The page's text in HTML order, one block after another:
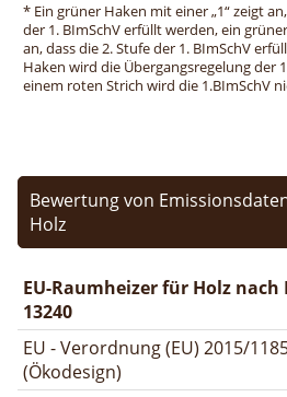
* Ein grüner Haken mit einer „1“ zeigt
der 1. BImSchV erfüllt werden, ein
an, dass die 2. Stufe der 1. BImSchV
Haken wird die Übergangsregelung der
einem roten Strich wird die 1.BImSchV
Bewertung von
Holz
EU-Raumheizer für Holz nach
13240
EU - Verordnung (EU) 2015/
(Ökodesign)